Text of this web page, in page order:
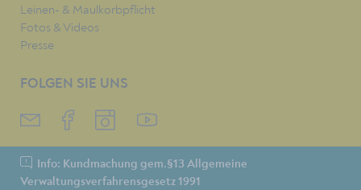
Leinen- & Maulkorbpflicht
Fotos & Videos
Presse
FOLGEN SIE UNS
Info: Kundmachung gem.§13 Allgemeine
Verwaltungsverfahrensgesetz 1991